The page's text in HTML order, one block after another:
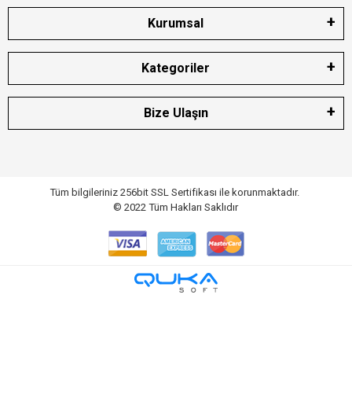
Kurumsal
Kategoriler
Bize Ulaşın
Tüm bilgileriniz 256bit SSL Sertifikası ile korunmaktadır.
© 2022Tüm Hakları Saklıdır